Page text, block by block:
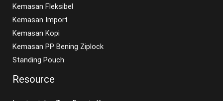
Kemasan Fleksibel
Kemasan Import
Kemasan Kopi
Kemasan PP Bening Ziplock
Standing Pouch
Resource